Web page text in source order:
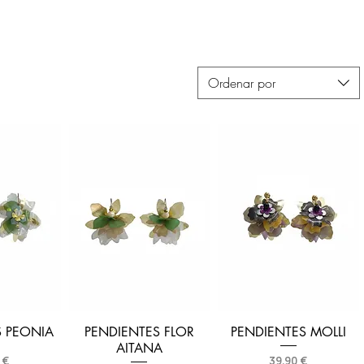
Ordenar por
PEONIA
PENDIENTES FLOR
AITANA
PENDIENTES MOLLI
Precio